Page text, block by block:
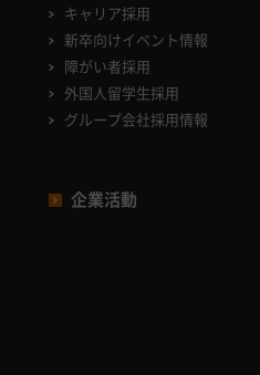
キャリア採用
新卒向けイベント情報
障がい者採用
外国人留学生採用
グループ会社採用情報
企業活動